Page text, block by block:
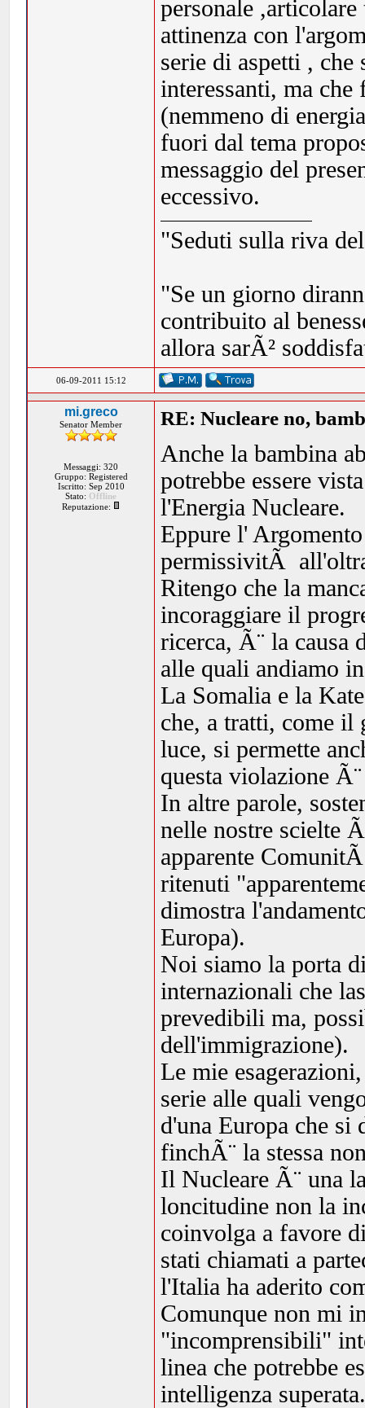
personale
attinenza con
serie di aspetti , che
interessanti, ma
(nemmeno di
fuori dal tema
messaggio del
eccessivo.
"Seduti sulla riva
"Se un giorno
contribuito al
allora sarÃ²
06-09-2011 15:12
mi.greco
Senator Member
Messaggi: 320
Gruppo: Registered
Iscritto: Sep 2010
Stato: Offline
Reputazione:
RE: Nucleare no,
Anche la bambina
potrebbe essere
l'Energia Nucleare.
Eppure l'
permissivitÃ
Ritengo che la
incoraggiare il
ricerca, Ã¨ la
alle quali andiamo
La Somalia e la
che, a tratti, come
luce, si permette
questa violazione
In altre parole,
nelle nostre scielte
apparente
ritenuti
dimostra
Europa).
Noi siamo la porta
internazionali che
prevedibili ma,
dell'immigrazione).
Le mie
serie alle quali
d'una Europa che si
finchÃ¨ la stessa
Il Nucleare Ã¨ una
loncitudine non la
coinvolga a favore
stati chiamati a
l'Italia ha aderito
Comunque non mi
"incomprensibili"
linea che potrebbe
intelligenza